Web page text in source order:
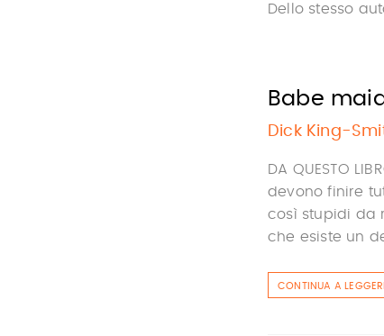
Dello stesso
Babe
Dick King-
DA QUESTO
devono finire
così stupidi da
che esiste un
CONTINUA A